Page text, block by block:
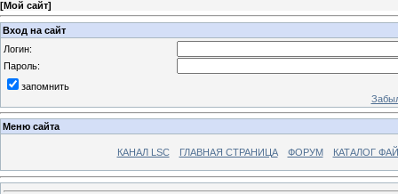
[Мой сайт]
Вход на сайт
Логин:
Пароль:
запомнить
Меню сайта
КАНАЛ LSC ГЛАВНАЯ СТРАНИЦА ФОРУМ КАТАЛОГ